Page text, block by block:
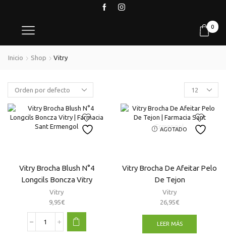
0
Inicio Shop Vitry
Products
per
page
Vitry Brocha Blush N°4
Longcils Boncza Vitry
Vitry
9,95€
Vitry
AGOTADO
Vitry Brocha De Afeitar Pelo
De Tejon
Vitry
26,95€
LEER MÁS